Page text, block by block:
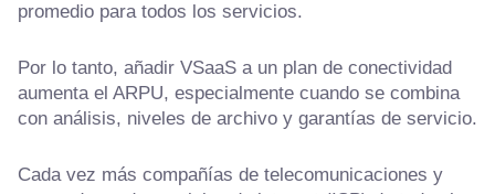
promedio para todos los servicios.
Por lo tanto, añadir VSaaS a un plan de conectividad
aumenta el ARPU, especialmente cuando se combina
con análisis, niveles de archivo y garantías de servicio.
Cada vez más compañías de telecomunicaciones y